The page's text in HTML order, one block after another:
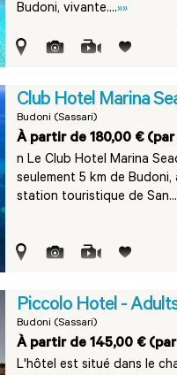
Budoni, vivante....»»
Club Hotel Marina
Budoni (Sassari)
À partir de 180,00 €
n Le Club Hotel Marina
seulement 5 km de
station touristique de
Piccolo Hotel -
Budoni (Sassari)
À partir de 145,00 €
L'hôtel est situé dans le